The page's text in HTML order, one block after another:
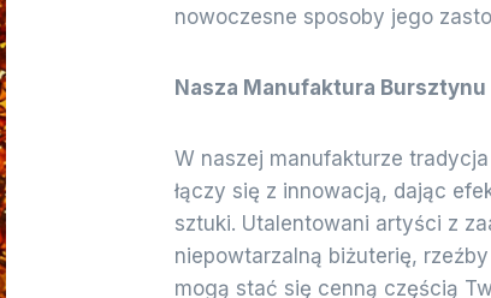
nowoczesne sposoby jego
Nasza Manufaktura Bursztynu
W naszej manufakturze
łączy się z innowacją, dając
sztuki. Utalentowani artyści z
niepowtarzalną biżuterię,
mogą stać się cenną częścią